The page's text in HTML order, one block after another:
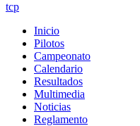
tcp
Inicio
Pilotos
Campeonato
Calendario
Resultados
Multimedia
Noticias
Reglamento